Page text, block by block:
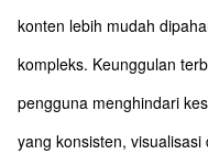
konten lebih mudah
kompleks. Keunggulan
pengguna menghindari
yang konsisten,